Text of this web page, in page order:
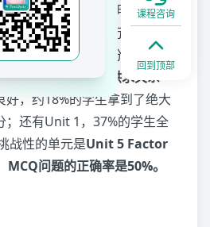
分率、5分率都有了明显地提
。 在今年全球9.6万名AP微
20名考生拿到了满分。 同学
and Demand供求关系
好，约18%的学生拿到了绝大
；还有Unit 1，37%的学生全
战性的单元是Unit 5 Factor
问题的正确率是50%。
课程咨询
回到顶部